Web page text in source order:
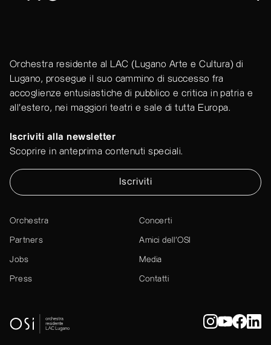
Orchestra residente al LAC (Lugano Arte e Cultura) di
Lugano, prosegue il suo cammino di successo fra
accoglienze entusiastiche di pubblico e critica in patria e
all'estero, nei maggiori teatri e sale di tutta Europa.
Iscriviti alla newsletter
Scoprire in anteprima contenuti speciali.
Iscriviti
Orchestra Concerti
Partners Amici dell’OSI
Jobs Media
Press Contatti